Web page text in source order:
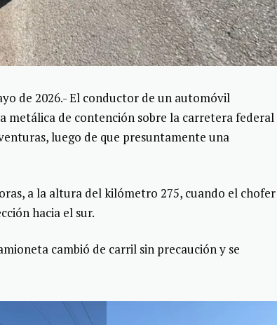
de 2026.- El conductor de un automóvil
de contención sobre la carretera federal
luego de que presuntamente una
a la altura del kilómetro 275, cuando el chofer
hacia el sur.
cambió de carril sin precaución y se